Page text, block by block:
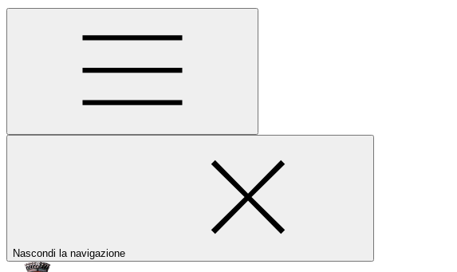
Nascondi la navigazione